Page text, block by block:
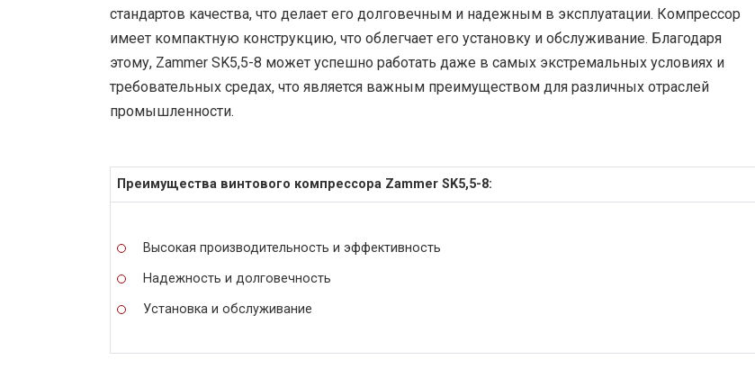
стандартов качества, что делает его долговечным и надежным в эксплуатации. Компрессор
имеет компактную конструкцию, что облегчает его установку и обслуживание. Благодаря
этому, Zammer SK5,5-8 может успешно работать даже в самых экстремальных условиях и
требовательных средах, что является важным преимуществом для различных отраслей
промышленности.
Преимущества винтового компрессора Zammer SK5,5-8:
Высокая производительность и эффективность
Надежность и долговечность
Установка и обслуживание